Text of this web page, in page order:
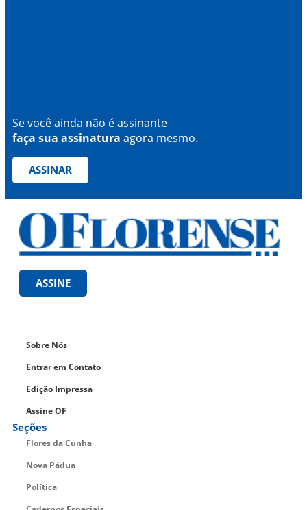
Se você ainda não é assinante
faça sua assinatura agora mesmo.
ASSINAR
ASSINE
Sobre Nós
Entrar em Contato
Edição Impressa
Assine OF
Seções
Flores da Cunha
Nova Pádua
Política